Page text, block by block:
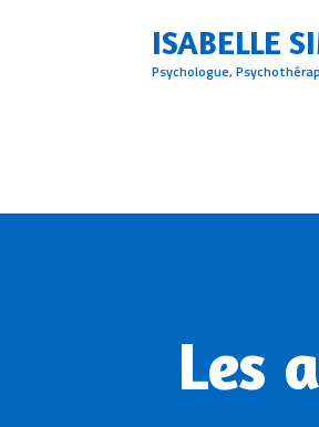
ISABELLE
Psychologue,
Les